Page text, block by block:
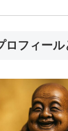
ロフィール